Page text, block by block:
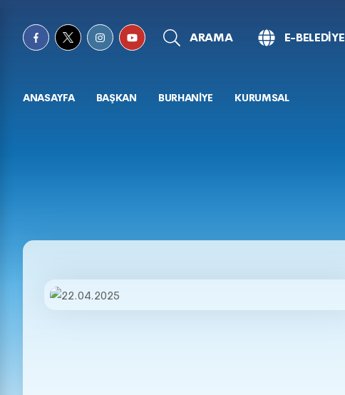
ARAMA E-BELEDİYE
ANASAYFA BAŞKAN BURHANİYE KURUMSAL